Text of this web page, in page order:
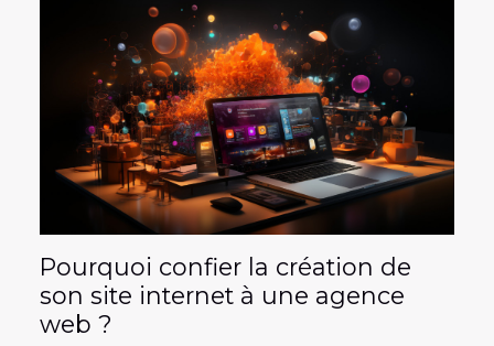
Pourquoi confier la création de
son site internet à une agence
web ?